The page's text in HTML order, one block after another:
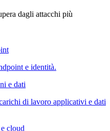
dagli attacchi più
e identità.
e dati
di lavoro applicativi e dati
cloud